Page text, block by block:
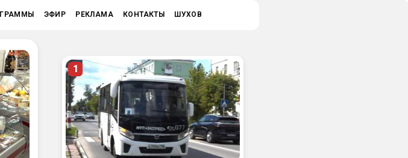
ЭФИР РЕКЛАМА КОНТАКТЫ ШУХОВ